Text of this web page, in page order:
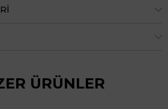
ÜRÜNLER